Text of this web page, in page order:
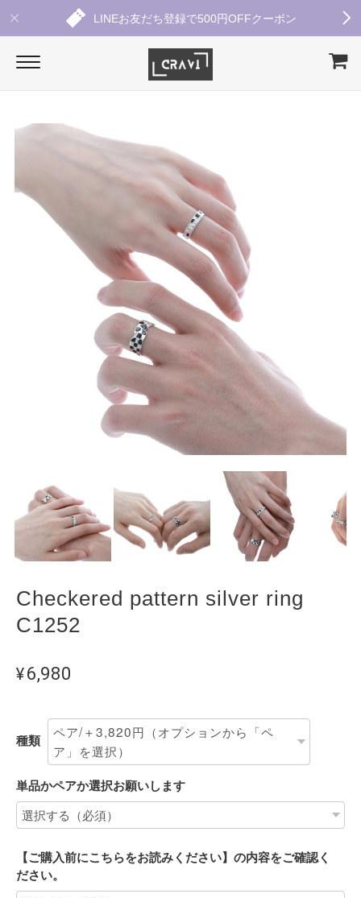
LINEお友だち登録で500円OFFクーポン
Checkered pattern silver ring
C1252
¥6,980
種類
単品かペアか選択お願いします
【ご購入前にこちらをお読みください】の内容をご確認く
ださい。